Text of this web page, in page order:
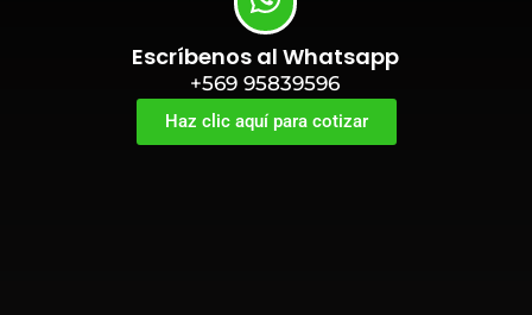
Escríbenos al Whatsapp
+569 95839596
Haz clic aquí para cotizar